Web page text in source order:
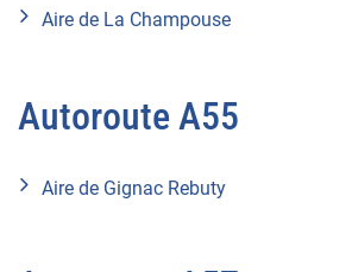
Aire de La Champouse
Autoroute A55
Aire de Gignac Rebuty